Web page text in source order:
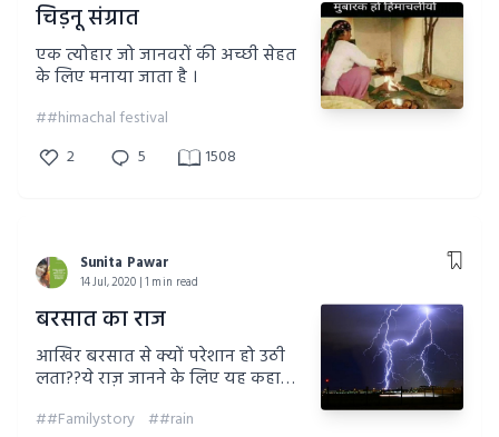
चिड़नू संग्रात
एक त्योहार जो जानवरों की अच्छी सेहत
के लिए मनाया जाता है ।
##himachal festival
2
5 1508
Sunita Pawar
14 Jul, 2020 | 1 min read
बरसात का राज
आखिर बरसात से क्यों परेशान हो उठी
लता??ये राज़ जानने के लिए यह कहानी
##Familystory ##rain